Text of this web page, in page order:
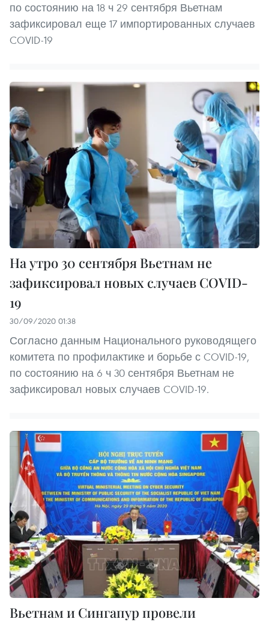
по состоянию на 18 ч 29 сентября Вьетнам
зафиксировал еще 17 импортированных случаев
COVID-19
На утро 30 сентября Вьетнам не
зафиксировал новых случаев COVID-
19
30/09/2020 01:38
Согласно данным Национального руководящего
комитета по профилактике и борьбе с COVID-19,
по состоянию на 6 ч 30 сентября Вьетнам не
зафиксировал новых случаев COVID-19.
Вьетнам и Сингапур провели